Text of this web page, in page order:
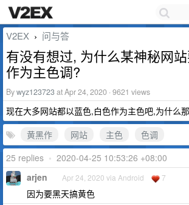
V2EX › 问与答
有没有想过, 为什么某神秘网
作为主色调?
Bywyz123723at Apr 24, 2020 · 9621 views
现在大多网站都以蓝色,白色作为主色吧,为什么
黄黑作
网站 主色
色调
25 replies • 2020-04-25 10:53:26 +08:00
arjen Apr 24, 2020 via Android 7
因为要黑天搞黄色